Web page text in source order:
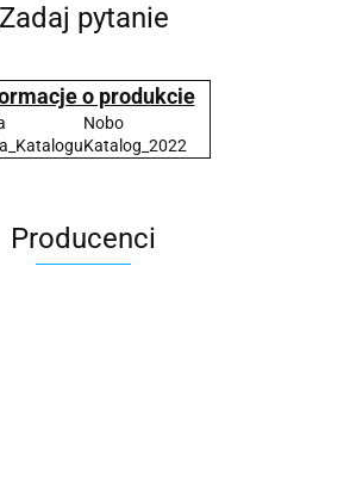
Zadaj pytanie
o produkcie
Nobo
Katalog_2022
Producenci